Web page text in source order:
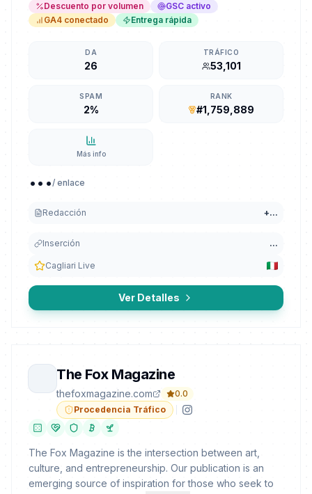
Descuento por volumen
GSC activo
GA4 conectado
Entrega rápida
DA
26
TRÁFICO
53,101
SPAM
2%
RANK
#1,759,889
Más info
.../ enlace
Redacción +...
Inserción ...
Cagliari Live
Ver Detalles
The Fox Magazine
thefoxmagazine.com
0.0
Procedencia Tráfico
The Fox Magazine is the intersection between art,
culture, and entrepreneurship. Our publication is an
emerging source of inspiration for those who seek to